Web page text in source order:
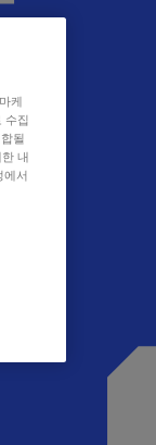
케
수집
될
내
에서